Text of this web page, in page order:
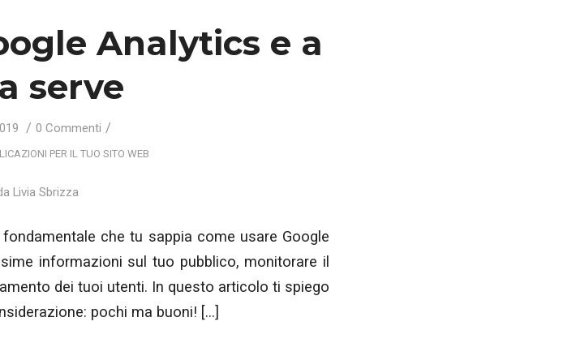
Analytics e a
serve
/ 0 Commenti /
PER IL TUO SITO WEB
Livia Sbrizza
che tu sappia come usare Google
informazioni sul tuo pubblico, monitorare il
dei tuoi utenti. In questo articolo ti spiego
pochi ma buoni! […]